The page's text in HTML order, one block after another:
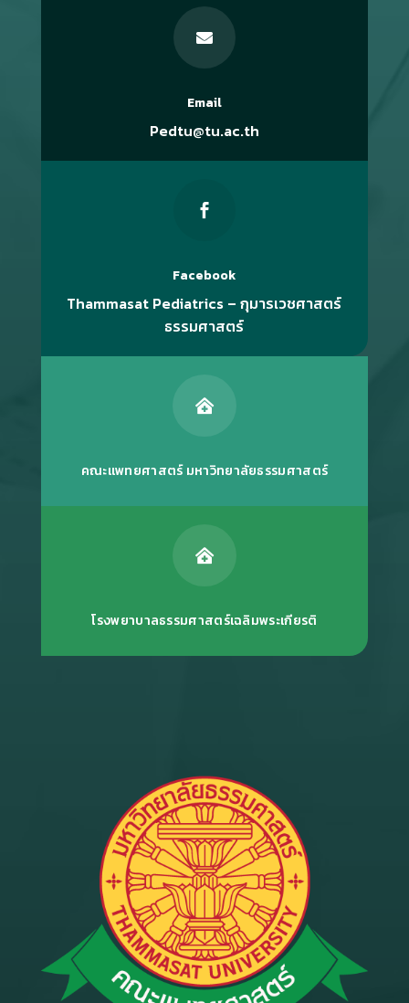

Email
Pedtu@tu.ac.th

Facebook
Thammasat Pediatrics – กุมารเวชศาสตร์
ธรรมศาสตร์

คณะแพทยศาสตร์ มหาวิทยาลัยธรรมศาสตร์

โรงพยาบาลธรรมศาสตร์เฉลิมพระเกียรติ